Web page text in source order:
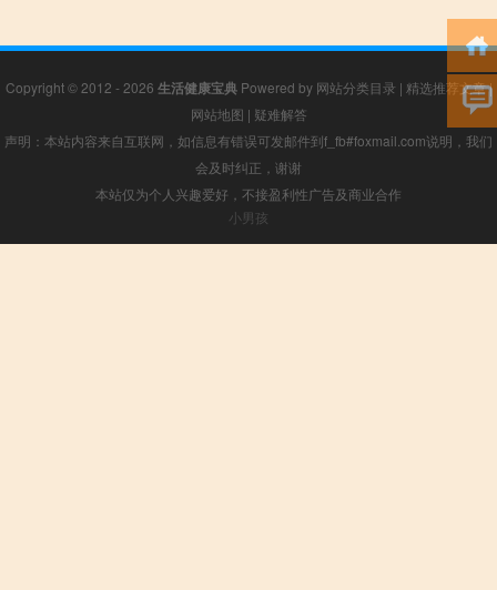
Copyright © 2012 - 2026 生活健康宝典Powered by 网站分类目录 | 精选推荐文章|
网站地图 | 疑难解答
声明：本站内容来自互联网，如信息有错误可发邮件到f_fb#foxmail.com说明，我们
会及时纠正，谢谢
本站仅为个人兴趣爱好，不接盈利性广告及商业合作
小男孩